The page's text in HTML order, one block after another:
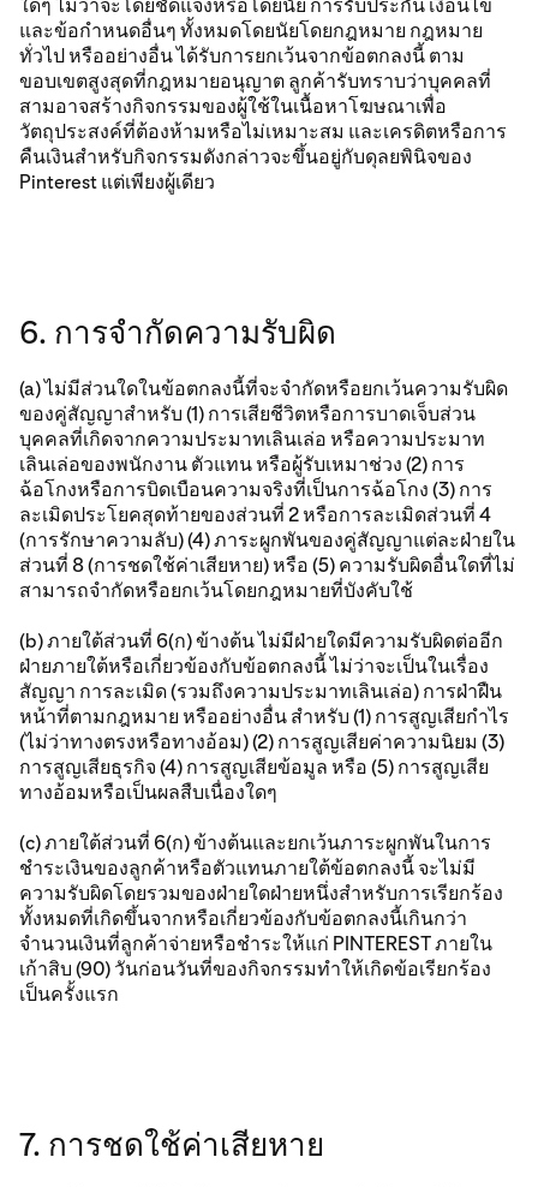
ใดๆ ไม่ว่าจะโดยชัดแจ้งหรือโดยนัย การรับประกัน เงื่อนไข
และข้อกำหนดอื่นๆ ทั้งหมดโดยนัยโดยกฎหมาย กฎหมาย
ทั่วไป หรืออย่างอื่น ได้รับการยกเว้นจากข้อตกลงนี้ ตาม
ขอบเขตสูงสุดที่กฎหมายอนุญาต ลูกค้ารับทราบว่าบุคคลที่
สามอาจสร้างกิจกรรมของผู้ใช้ในเนื้อหาโฆษณาเพื่อ
วัตถุประสงค์ที่ต้องห้ามหรือไม่เหมาะสม และเครดิตหรือการ
คืนเงินสำหรับกิจกรรมดังกล่าวจะขึ้นอยู่กับดุลยพินิจของ
Pinterest แต่เพียงผู้เดียว
6. การจำกัดความรับผิด
(a) ไม่มีส่วนใดในข้อตกลงนี้ที่จะจำกัดหรือยกเว้นความรับผิด
ของคู่สัญญาสำหรับ (1) การเสียชีวิตหรือการบาดเจ็บส่วน
บุคคลที่เกิดจากความประมาทเลินเล่อ หรือความประมาท
เลินเล่อของพนักงาน ตัวแทน หรือผู้รับเหมาช่วง (2) การ
ฉ้อโกงหรือการบิดเบือนความจริงที่เป็นการฉ้อโกง (3) การ
ละเมิดประโยคสุดท้ายของส่วนที่ 2 หรือการละเมิดส่วนที่ 4
(การรักษาความลับ) (4) ภาระผูกพันของคู่สัญญาแต่ละฝ่ายใน
ส่วนที่ 8 (การชดใช้ค่าเสียหาย) หรือ (5) ความรับผิดอื่นใดที่ไม่
สามารถจำกัดหรือยกเว้นโดยกฎหมายที่บังคับใช้
(b) ภายใต้ส่วนที่ 6(ก) ข้างต้น ไม่มีฝ่ายใดมีความรับผิดต่ออีก
ฝ่ายภายใต้หรือเกี่ยวข้องกับข้อตกลงนี้ ไม่ว่าจะเป็นในเรื่อง
สัญญา การละเมิด (รวมถึงความประมาทเลินเล่อ) การฝ่าฝืน
หน้าที่ตามกฎหมาย หรืออย่างอื่น สำหรับ (1) การสูญเสียกำไร
(ไม่ว่าทางตรงหรือทางอ้อม) (2) การสูญเสียค่าความนิยม (3)
การสูญเสียธุรกิจ (4) การสูญเสียข้อมูล หรือ (5) การสูญเสีย
ทางอ้อมหรือเป็นผลสืบเนื่องใดๆ
(c) ภายใต้ส่วนที่ 6(ก) ข้างต้นและยกเว้นภาระผูกพันในการ
ชำระเงินของลูกค้าหรือตัวแทนภายใต้ข้อตกลงนี้ จะไม่มี
ความรับผิดโดยรวมของฝ่ายใดฝ่ายหนึ่งสำหรับการเรียกร้อง
ทั้งหมดที่เกิดขึ้นจากหรือเกี่ยวข้องกับข้อตกลงนี้เกินกว่า
จำนวนเงินที่ลูกค้าจ่ายหรือชำระให้แก่ PINTEREST ภายใน
เก้าสิบ (90) วันก่อนวันที่ของกิจกรรมทำให้เกิดข้อเรียกร้อง
เป็นครั้งแรก
7. การชดใช้ค่าเสียหาย